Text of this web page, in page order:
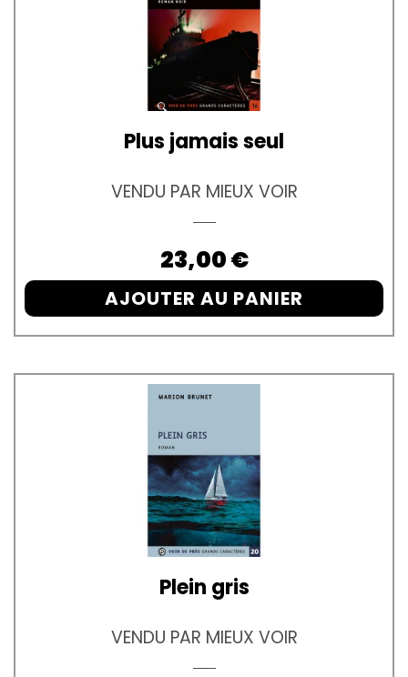
Plus jamais seul
VENDU PAR MIEUX VOIR
Prix
23,00 €
AJOUTER AU PANIER
Plein gris
VENDU PAR MIEUX VOIR